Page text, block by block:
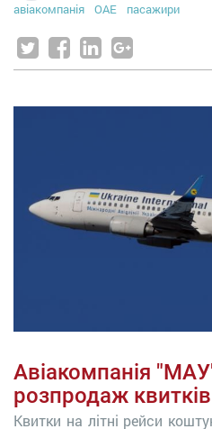
авіакомпанія
ОАЕ пасажири
Авіакомпанія
розпродаж квитків
Квитки на літні рейси